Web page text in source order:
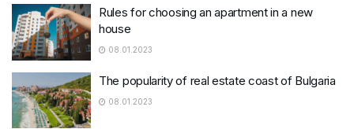
Rules for choosing an apartment in a new
house
08.01.2023
The popularity of real estate coast of Bulgaria
08.01.2023